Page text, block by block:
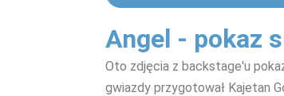
Angel - pokaz
Oto zdjęcia z backstage'u
gwiazdy przygotował Kajetan